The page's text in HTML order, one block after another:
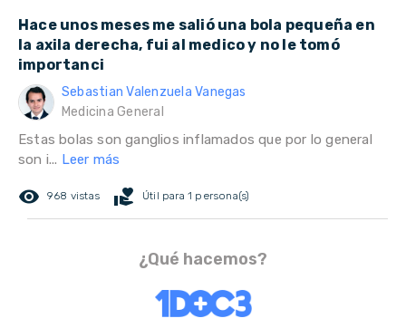
Hace unos meses me salió una bola pequeña en
la axila derecha, fui al medico y no le tomó
importanci
Sebastian Valenzuela Vanegas
Medicina General
Estas bolas son ganglios inflamados que por lo general
son i... Leer más
remove_red_eye 968 vistas volunteer_activism Útil para 1 persona(s)
¿Qué hacemos?